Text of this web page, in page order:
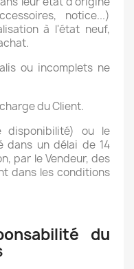
notice...)
à l'état neuf,
ou incomplets ne
du Client.
disponibilité) ou le
dans un délai de 14
par le Vendeur, des
dans les conditions
du